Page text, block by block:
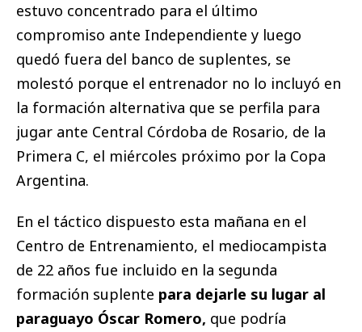
estuvo concentrado para el último
compromiso ante Independiente y luego
quedó fuera del banco de suplentes, se
molestó porque el entrenador no lo incluyó en
la formación alternativa que se perfila para
jugar ante Central Córdoba de Rosario, de la
Primera C, el miércoles próximo por la Copa
Argentina.
En el táctico dispuesto esta mañana en el
Centro de Entrenamiento, el mediocampista
de 22 años fue incluido en la segunda
formación suplente para dejarle su lugar al
paraguayo Óscar Romero, que podría